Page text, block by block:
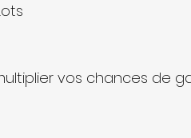
vos chances de